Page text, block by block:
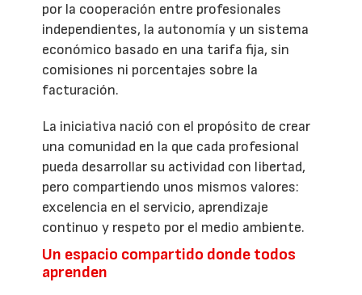
por la cooperación entre profesionales
independientes, la autonomía y un sistema
económico basado en una tarifa fija, sin
comisiones ni porcentajes sobre la
facturación.
La iniciativa nació con el propósito de crear
una comunidad en la que cada profesional
pueda desarrollar su actividad con libertad,
pero compartiendo unos mismos valores:
excelencia en el servicio, aprendizaje
continuo y respeto por el medio ambiente.
Un espacio compartido donde todos
aprenden